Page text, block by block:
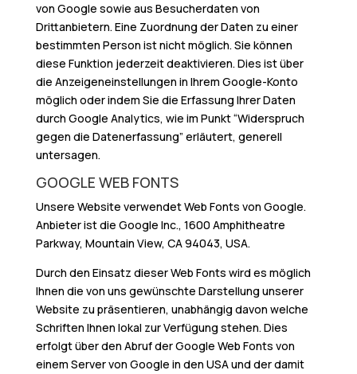
von Google sowie aus Besucherdaten von
Drittanbietern. Eine Zuordnung der Daten zu einer
bestimmten Person ist nicht möglich. Sie können
diese Funktion jederzeit deaktivieren. Dies ist über
die Anzeigeneinstellungen in Ihrem Google-Konto
möglich oder indem Sie die Erfassung Ihrer Daten
durch Google Analytics, wie im Punkt “Widerspruch
gegen die Datenerfassung” erläutert, generell
untersagen.
GOOGLE WEB FONTS
Unsere Website verwendet Web Fonts von Google.
Anbieter ist die Google Inc., 1600 Amphitheatre
Parkway, Mountain View, CA 94043, USA.
Durch den Einsatz dieser Web Fonts wird es möglich
Ihnen die von uns gewünschte Darstellung unserer
Website zu präsentieren, unabhängig davon welche
Schriften Ihnen lokal zur Verfügung stehen. Dies
erfolgt über den Abruf der Google Web Fonts von
einem Server von Google in den USA und der damit